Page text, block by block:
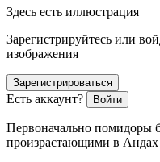
Здесь есть иллюстрация
Зарегистрируйтесь или
изображения
Зарегистрироваться
Есть аккаунт? Войти
Первоначально помидоры
произрастающими в